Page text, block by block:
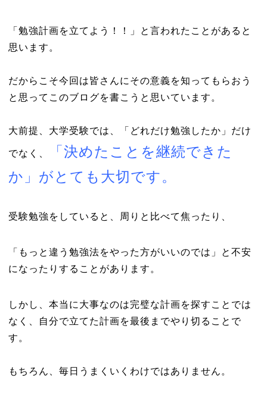
「勉強計画を立てよう！！」と言われたことがあると
思います。
だからこそ今回は皆さんにその意義を知ってもらおう
と思ってこのブログを書こうと思いています。
大前提、大学受験では、「どれだけ勉強したか」だけ
でなく、
「決めたことを継続できた
か」がとても大切です。
受験勉強をしていると、周りと比べて焦ったり、
「もっと違う勉強法をやった方がいいのでは」と不安
になったりすることがあります。
しかし、本当に大事なのは完璧な計画を探すことでは
なく、自分で立てた計画を最後までやり切ることで
す。
もちろん、毎日うまくいくわけではありません。